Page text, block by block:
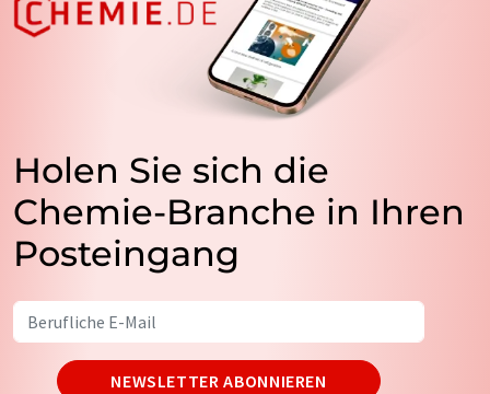
Holen Sie sich die
Chemie-Branche in Ihren
Posteingang
NEWSLETTER ABONNIEREN